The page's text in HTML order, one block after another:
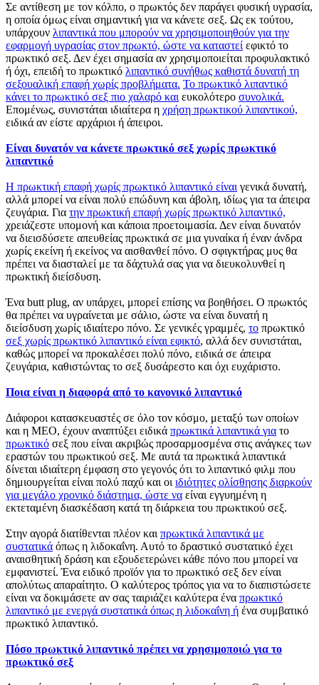
Σε αντίθεση με τον κόλπο, ο πρωκτός δεν παράγει φυσική υγρασία,
η οποία όμως είναι σημαντική για να κάνετε σεξ. Ως εκ τούτου,
υπάρχουν λιπαντικά που μπορούν να χρησιμοποιηθούν για την
εφαρμογή υγρασίας στον πρωκτό, ώστε να καταστεί εφικτό το
πρωκτικό σεξ. Δεν έχει σημασία αν χρησιμοποιείται προφυλακτικό
ή όχι, επειδή το πρωκτικό λιπαντικό συνήθως καθιστά δυνατή τη
σεξουαλική επαφή χωρίς προβλήματα. Το πρωκτικό λιπαντικό
κάνει το πρωκτικό σεξ πιο χαλαρό και ευκολότερο συνολικά.
Επομένως, συνιστάται ιδιαίτερα η χρήση πρωκτικού λιπαντικού,
ειδικά αν είστε αρχάριοι ή άπειροι.
Είναι δυνατόν να κάνετε πρωκτικό σεξ χωρίς πρωκτικό
λιπαντικό
Η πρωκτική επαφή χωρίς πρωκτικό λιπαντικό είναι γενικά δυνατή,
αλλά μπορεί να είναι πολύ επώδυνη και άβολη, ιδίως για τα άπειρα
ζευγάρια. Για την πρωκτική επαφή χωρίς πρωκτικό λιπαντικό,
χρειάζεστε υπομονή και κάποια προετοιμασία. Δεν είναι δυνατόν
να διεισδύσετε απευθείας πρωκτικά σε μια γυναίκα ή έναν άνδρα
χωρίς εκείνη ή εκείνος να αισθανθεί πόνο. Ο σφιγκτήρας μυς θα
πρέπει να διασταλεί με τα δάχτυλά σας για να διευκολυνθεί η
πρωκτική διείσδυση.
Ένα butt plug, αν υπάρχει, μπορεί επίσης να βοηθήσει. Ο πρωκτός
θα πρέπει να υγραίνεται με σάλιο, ώστε να είναι δυνατή η
διείσδυση χωρίς ιδιαίτερο πόνο. Σε γενικές γραμμές, το πρωκτικό
σεξ χωρίς πρωκτικό λιπαντικό είναι εφικτό, αλλά δεν συνιστάται,
καθώς μπορεί να προκαλέσει πολύ πόνο, ειδικά σε άπειρα
ζευγάρια, καθιστώντας το σεξ δυσάρεστο και όχι ευχάριστο.
Ποια είναι η διαφορά από το κανονικό λιπαντικό
Διάφοροι κατασκευαστές σε όλο τον κόσμο, μεταξύ των οποίων
και η MEO, έχουν αναπτύξει ειδικά πρωκτικά λιπαντικά για το
πρωκτικό σεξ που είναι ακριβώς προσαρμοσμένα στις ανάγκες των
εραστών του πρωκτικού σεξ. Με αυτά τα πρωκτικά λιπαντικά
δίνεται ιδιαίτερη έμφαση στο γεγονός ότι το λιπαντικό φιλμ που
δημιουργείται είναι πολύ παχύ και οι ιδιότητες ολίσθησης διαρκούν
για μεγάλο χρονικό διάστημα, ώστε να είναι εγγυημένη η
εκτεταμένη διασκέδαση κατά τη διάρκεια του πρωκτικού σεξ.
Στην αγορά διατίθενται πλέον και πρωκτικά λιπαντικά με
συστατικά όπως η λιδοκαΐνη. Αυτό το δραστικό συστατικό έχει
αναισθητική δράση και εξουδετερώνει κάθε πόνο που μπορεί να
εμφανιστεί. Ένα ειδικό προϊόν για το πρωκτικό σεξ δεν είναι
απολύτως απαραίτητο. Ο καλύτερος τρόπος για να το διαπιστώσετε
είναι να δοκιμάσετε αν σας ταιριάζει καλύτερα ένα πρωκτικό
λιπαντικό με ενεργά συστατικά όπως η λιδοκαΐνη ή ένα συμβατικό
πρωκτικό λιπαντικό.
Πόσο πρωκτικό λιπαντικό πρέπει να χρησιμοποιώ για το
πρωκτικό σεξ